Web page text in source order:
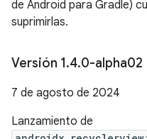
de Android para Gradle)
suprimirlas.
Versión 1.4.0-alpha02
7 de agosto de 2024
Lanzamiento de